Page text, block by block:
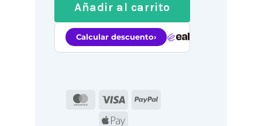
Añadir al carrito
MasterCard
Visa
PayPal
Apple